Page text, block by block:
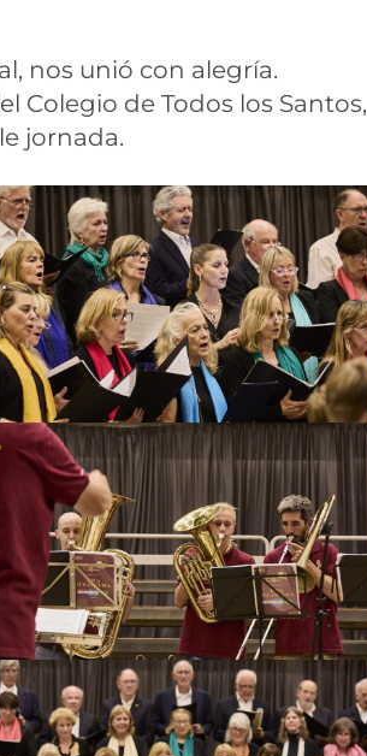
nos unió con alegría.
Colegio de Todos los Santos,
jornada.